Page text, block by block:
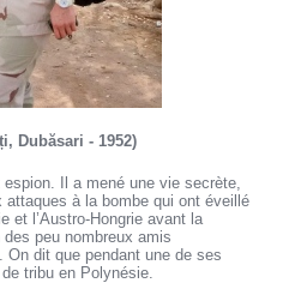
Dubăsari - 1952)
Il a mené une vie secrète,
attaques à la bombe qui ont éveillé
et l’Austro-Hongrie avant la
peu nombreux amis
On dit que pendant une de ses
tribu en Polynésie.